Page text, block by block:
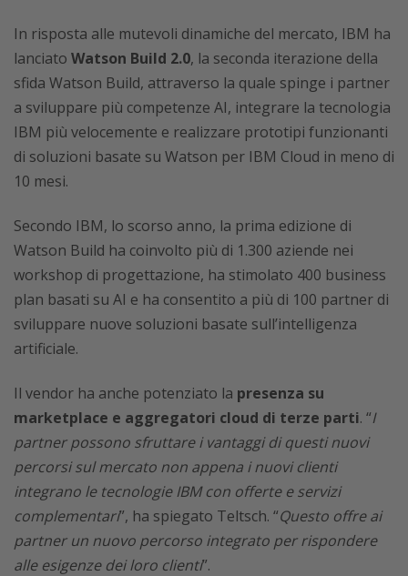
In risposta alle mutevoli dinamiche del mercato, IBM ha
lanciato Watson Build 2.0, la seconda iterazione della
sfida Watson Build, attraverso la quale spinge i partner
a sviluppare più competenze AI, integrare la tecnologia
IBM più velocemente e realizzare prototipi funzionanti
di soluzioni basate su Watson per IBM Cloud in meno di
10 mesi.
Secondo IBM, lo scorso anno, la prima edizione di
Watson Build ha coinvolto più di 1.300 aziende nei
workshop di progettazione, ha stimolato 400 business
plan basati su AI e ha consentito a più di 100 partner di
sviluppare nuove soluzioni basate sull’intelligenza
artificiale.
Il vendor ha anche potenziato la presenza su
marketplace e aggregatori cloud di terze parti. “I
partner possono sfruttare i vantaggi di questi nuovi
percorsi sul mercato non appena i nuovi clienti
integrano le tecnologie IBM con offerte e servizi
complementari”, ha spiegato Teltsch. “Questo offre ai
partner un nuovo percorso integrato per rispondere
alle esigenze dei loro clienti”.